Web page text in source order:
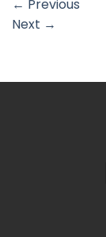
← Previous
Next →